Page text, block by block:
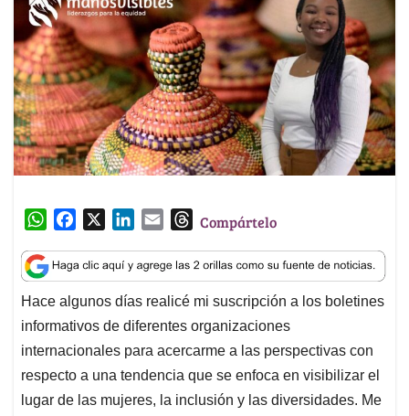
W
a
t
s
A
p
p
c
e
b
o
o
k
n
k
e
d
I
n
a
i
l
T
r
e
a
d
s
Compártelo
Hace algunos días realicé mi suscripción a los boletines
informativos de diferentes organizaciones
internacionales para acercarme a las perspectivas con
respecto a una tendencia que se enfoca en visibilizar el
lugar de las mujeres, la inclusión y las diversidades. Me